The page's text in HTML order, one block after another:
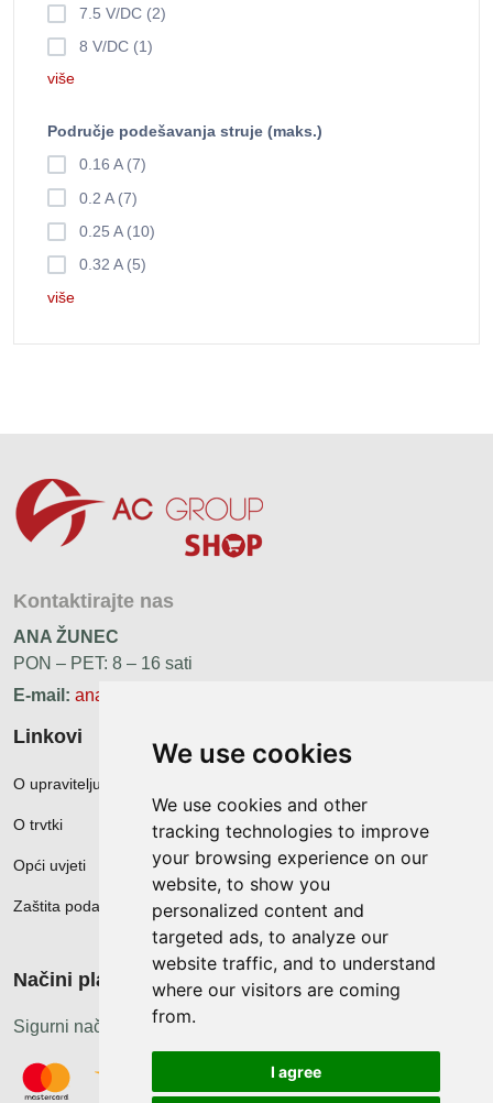
We use cookies
We use cookies and other
tracking technologies to improve
your browsing experience on our
website, to show you
personalized content and
targeted ads, to analyze our
website traffic, and to understand
where our visitors are coming
from.
I agree
7.5 V/DC (2)
8 V/DC (1)
više
Područje podešavanja struje (maks.)
0.16 A (7)
0.2 A (7)
0.25 A (10)
0.32 A (5)
više
Kontaktirajte nas
ANA ŽUNEC
PON – PET: 8 – 16 sati
E-mail: ana.zunec@ac-group.hr
Linkovi
O upravitelju web portala
O trvtki
Opći uvjeti
Zaštita podataka
Načini plačanja
Sigurni načini plaćanja